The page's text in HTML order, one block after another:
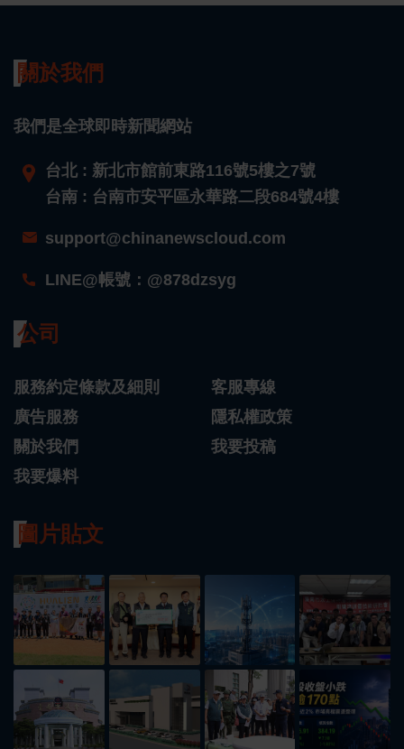
關於我們
我們是全球即時新聞網站
台北 : 新北市館前東路116號5樓之7號
台南 : 台南市安平區永華路二段684號4樓
support@chinanewscloud.com
LINE@帳號：@878dzsyg
公司
服務約定條款及細則
客服專線
廣告服務
隱私權政策
關於我們
我要投稿
我要爆料
圖片貼文